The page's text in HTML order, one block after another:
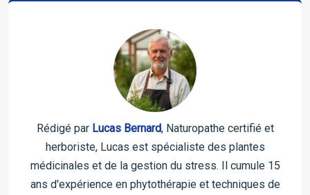
Rédigé par Lucas Bernard, Naturopathe certifié et
herboriste, Lucas est spécialiste des plantes
médicinales et de la gestion du stress. Il cumule 15
ans d'expérience en phytothérapie et techniques de